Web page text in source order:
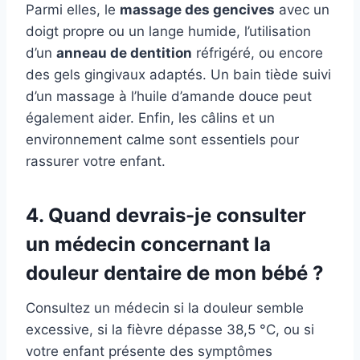
Parmi elles, le massage des gencives avec un
doigt propre ou un lange humide, l’utilisation
d’un anneau de dentition réfrigéré, ou encore
des gels gingivaux adaptés. Un bain tiède suivi
d’un massage à l’huile d’amande douce peut
également aider. Enfin, les câlins et un
environnement calme sont essentiels pour
rassurer votre enfant.
4. Quand devrais-je consulter
un médecin concernant la
douleur dentaire de mon bébé ?
Consultez un médecin si la douleur semble
excessive, si la fièvre dépasse 38,5 °C, ou si
votre enfant présente des symptômes